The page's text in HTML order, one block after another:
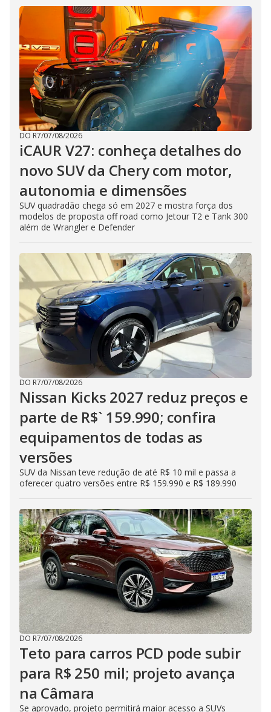
DO R7/07/08/2026
iCAUR V27: conheça detalhes do
novo SUV da Chery com motor,
autonomia e dimensões
SUV quadradão chega só em 2027 e mostra força dos
modelos de proposta off road como Jetour T2 e Tank 300
além de Wrangler e Defender
DO R7/07/08/2026
Nissan Kicks 2027 reduz preços e
parte de R$` 159.990; confira
equipamentos de todas as
versões
SUV da Nissan teve redução de até R$ 10 mil e passa a
oferecer quatro versões entre R$ 159.990 e R$ 189.990
DO R7/07/08/2026
Teto para carros PCD pode subir
para R$ 250 mil; projeto avança
na Câmara
Se aprovado, projeto permitirá maior acesso a SUVs